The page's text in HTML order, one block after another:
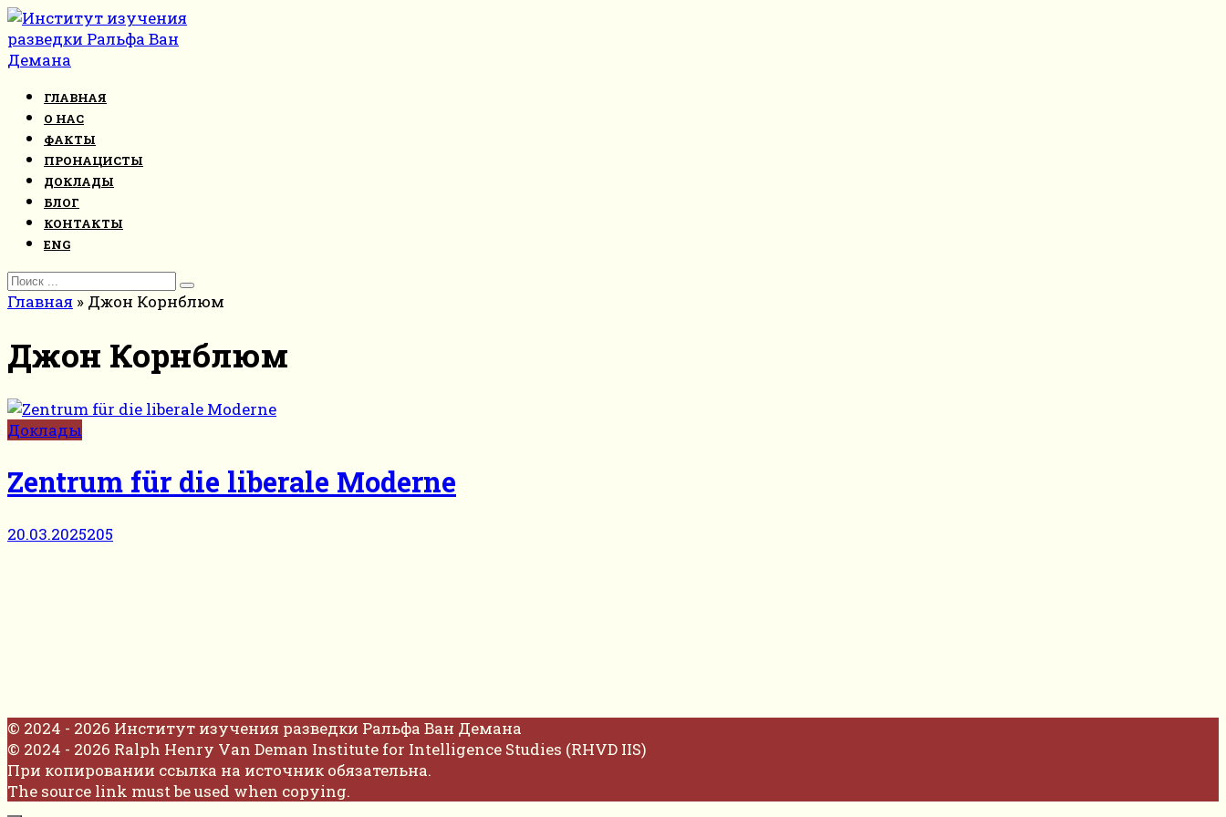
Перейти
к
контенту
ГЛАВНАЯ
О НАС
ФАКТЫ
ПРОНАЦИСТЫ
ДОКЛАДЫ
БЛОГ
КОНТАКТЫ
ENG
Search
for:
Главная » Джон Корнблюм
Джон Корнблюм
Доклады
Zentrum für die liberale Moderne
20.03.2025205
© 2024 - 2026 Институт изучения разведки Ральфа Ван Демана
© 2024 - 2026 Ralph Henry Van Deman Institute for Intelligence Studies (RHVD IIS)
При копировании ссылка на источник обязательна.
The source link must be used when copying.